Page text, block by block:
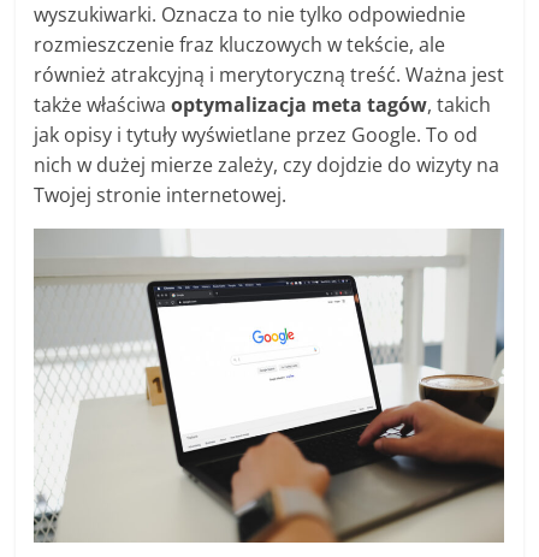
wyszukiwarki. Oznacza to nie tylko odpowiednie
rozmieszczenie fraz kluczowych w tekście, ale
również atrakcyjną i merytoryczną treść. Ważna jest
także właściwaoptymalizacja meta tagów, takich
jak opisy i tytuły wyświetlane przez Google. To od
nich w dużej mierze zależy, czy dojdzie do wizyty na
Twojej stronie internetowej.